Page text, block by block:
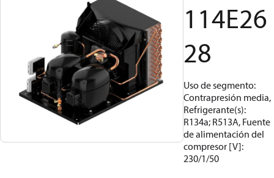
114E26
28
Uso de segmento:
Contrapresión media,
Refrigerante(s):
R134a; R513A, Fuente
de alimentación del
compresor [V]:
230/1/50